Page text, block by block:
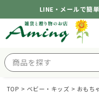
LINE・メールで簡
TOP ベビー・キッズ おもち